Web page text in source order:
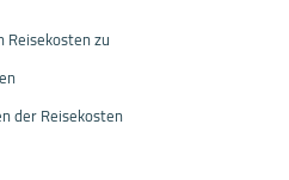
zu
der Reisekosten